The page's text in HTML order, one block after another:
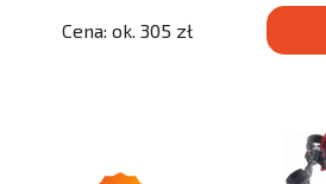
Cena: ok. 305 zł